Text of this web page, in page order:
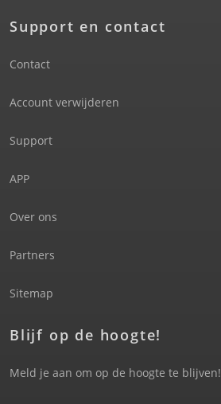
Support en contact
Contact
Account verwijderen
Support
APP
Over ons
Partners
Sitemap
Blijf op de hoogte!
Meld je aan om op de hoogte te blijven!